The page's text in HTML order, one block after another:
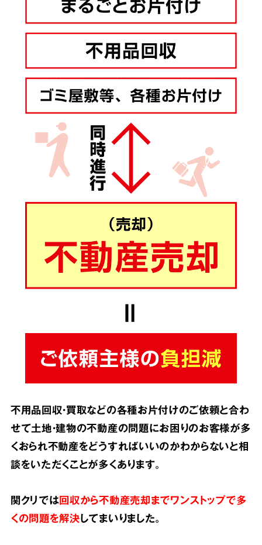
不用品回収・買取などの各種お片付けのご依頼と合わ
せて土地・建物の不動産の問題にお困りのお客様が多
くおられ不動産をどうすればいいのかわからないと相
談をいただくことが多くあります。
関クリでは回収から不動産売却までワンストップで多
くの問題を解決してまいりました。